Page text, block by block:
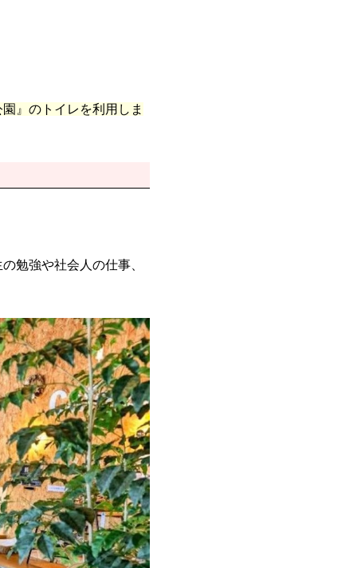
』のトイレを利用しま
勉強や社会人の仕事、